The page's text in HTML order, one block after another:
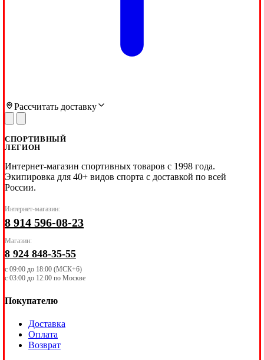
Рассчитать доставку
СПОРТИВНЫЙ
ЛЕГИОН
Интернет-магазин спортивных товаров с 1998 года.
Экипировка для 40+ видов спорта с доставкой по всей
России.
Интернет-магазин:
8 914 596-08-23
Магазин:
8 924 848-35-55
с 09:00 до 18:00 (МСК+6)
с 03:00 до 12:00 по Москве
Покупателю
Доставка
Оплата
Возврат